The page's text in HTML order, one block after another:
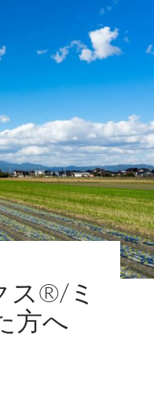
ス®/ミ
方へ